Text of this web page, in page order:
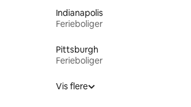
Indianapolis
Ferieboliger
Pittsburgh
Ferieboliger
Vis flere